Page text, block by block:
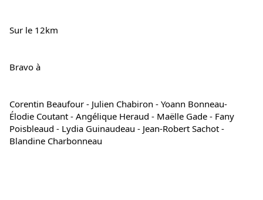
Sur le 12km
Bravo à
Corentin Beaufour - Julien Chabiron - Yoann Bonneau-
Élodie Coutant - Angélique Heraud - Maëlle Gade - Fany
Poisbleaud - Lydia Guinaudeau - Jean-Robert Sachot -
Blandine Charbonneau